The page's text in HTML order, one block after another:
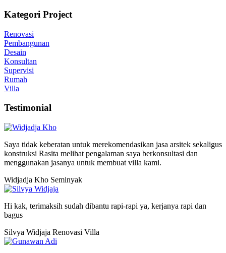
Kategori Project
Renovasi
Pembangunan
Desain
Konsultan
Supervisi
Rumah
Villa
Testimonial
Saya tidak keberatan untuk merekomendasikan jasa arsitek sekaligus
konstruksi Rasita melihat pengalaman saya berkonsultasi dan
menggunakan jasanya untuk membuat villa kami.
Widjadja Kho Seminyak
Hi kak, terimaksih sudah dibantu rapi-rapi ya, kerjanya rapi dan
bagus
Silvya Widjaja Renovasi Villa